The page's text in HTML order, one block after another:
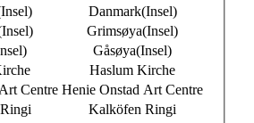
Danmark(Insel)
Grimsøya(Insel)
Gåsøya(Insel)
Haslum Kirche
Henie Onstad Art Centre
Kalköfen Ringi